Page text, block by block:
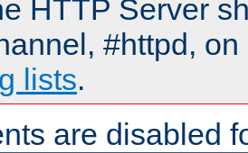
HTTP Server
#httpd,
lists.
are disabled